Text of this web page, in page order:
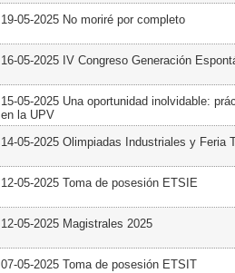
19-05-2025 No moriré por completo
16-05-2025 IV Congreso Generación
15-05-2025 Una oportunidad inolvidable:
en la UPV
14-05-2025 Olimpiadas Industriales y Feria
12-05-2025 Toma de posesión ETSIE
12-05-2025 Magistrales 2025
07-05-2025 Toma de posesión ETSIT